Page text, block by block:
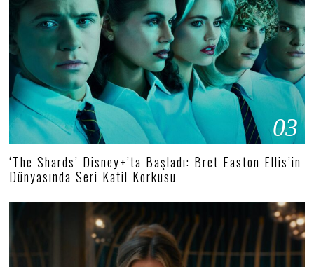
03
‘The Shards’ Disney+’ta Başladı: Bret Easton Ellis’in
Dünyasında Seri Katil Korkusu